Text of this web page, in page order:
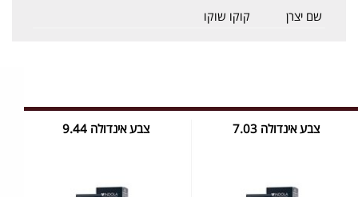
שם יצרן קוקו שוקו
צבע אינדולה 7.03 צבע אינדולה 9.44